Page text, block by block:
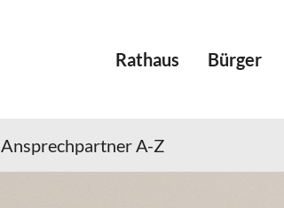
Rathaus Bürger
Ansprechpartner A-Z